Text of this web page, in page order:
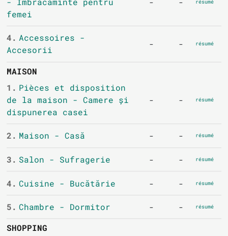
femei
résumé
4. Accessoires -
Accesorii
- - résumé
MAISON
1. Pièces et disposition
de la maison - Camere și
dispunerea casei
- - résumé
2. Maison - Casă - - résumé
3. Salon - Sufragerie - - résumé
4. Cuisine - Bucătărie - - résumé
5. Chambre - Dormitor - - résumé
SHOPPING